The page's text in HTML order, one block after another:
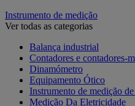
Instrumento de medição
Ver todas as categorias
Balança industrial
Contadores e contadores-
Dinamómetro
Equipamento Ótico
Instrumento de medição
Medição Da Eletricidade